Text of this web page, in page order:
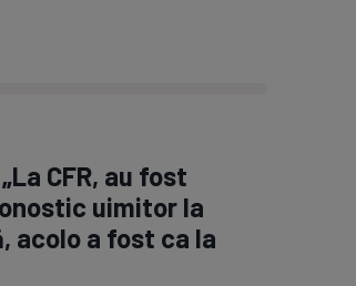
CFR, au fost
uimitor la
acolo a fost ca la